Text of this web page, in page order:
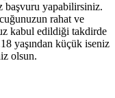
başvuru yapabilirsiniz.
rahat ve
kabul edildiği takdirde
yaşından küçük iseniz
olsun.